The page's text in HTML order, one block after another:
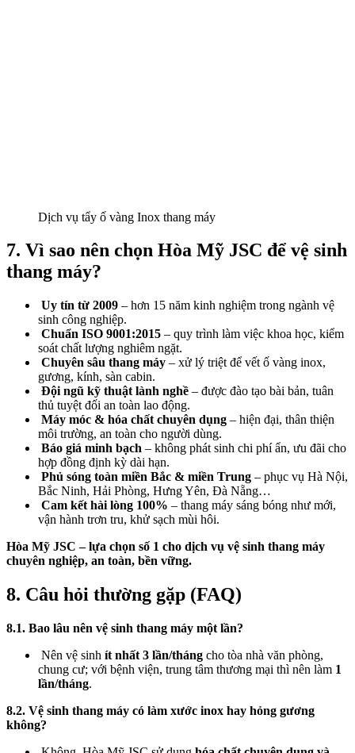
Dịch vụ tẩy ố vàng Inox thang máy
7. Vì sao nên chọn Hòa Mỹ JSC để vệ sinh
thang máy?
Uy tín từ 2009 – hơn 15 năm kinh nghiệm trong ngành vệ
sinh công nghiệp.
Chuẩn ISO 9001:2015 – quy trình làm việc khoa học, kiểm
soát chất lượng nghiêm ngặt.
Chuyên sâu thang máy – xử lý triệt để vết ố vàng inox,
gương, kính, sàn cabin.
Đội ngũ kỹ thuật lành nghề – được đào tạo bài bản, tuân
thủ tuyệt đối an toàn lao động.
Máy móc & hóa chất chuyên dụng – hiện đại, thân thiện
môi trường, an toàn cho người dùng.
Báo giá minh bạch – không phát sinh chi phí ẩn, ưu đãi cho
hợp đồng định kỳ dài hạn.
Phủ sóng toàn miền Bắc & miền Trung – phục vụ Hà Nội,
Bắc Ninh, Hải Phòng, Hưng Yên, Đà Nẵng…
Cam kết hài lòng 100% – thang máy sáng bóng như mới,
vận hành trơn tru, khử sạch mùi hôi.
Hòa Mỹ JSC – lựa chọn số 1 cho dịch vụ vệ sinh thang máy
chuyên nghiệp, an toàn, bền vững.
8. Câu hỏi thường gặp (FAQ)
8.1. Bao lâu nên vệ sinh thang máy một lần?
Nên vệ sinh ít nhất 3 lần/tháng cho tòa nhà văn phòng,
chung cư; với bệnh viện, trung tâm thương mại thì nên làm 1
lần/tháng.
8.2. Vệ sinh thang máy có làm xước inox hay hỏng gương
không?